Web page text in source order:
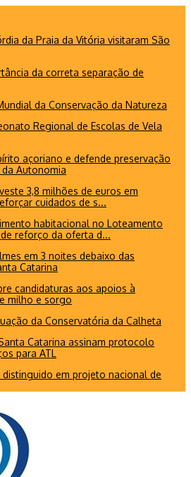
da Praia da Vitória visitaram São
da correta separação de
da Conservação da Natureza
Regional de Escolas de Vela
açoriano e defende preservação
Autonomia
3,8 milhões de euros em
cuidados de s...
habitacional no Loteamento
reforço da oferta d...
em 3 noites debaixo das
Catarina
candidaturas aos apoios à
milho e sorgo
da Conservatória da Calheta
Catarina assinam protocolo
para ATL
em projeto nacional de